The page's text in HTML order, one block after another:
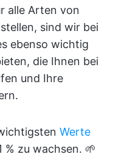
alle Arten von
sind wir bei
ebenso wichtig
die Ihnen bei
und Ihre
Werte
% zu wachsen. 🌱